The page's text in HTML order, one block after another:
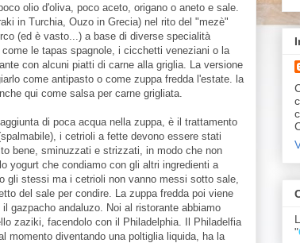
olio d'oliva, poco aceto, origano o aneto e sale.
in Turchia, Ouzo in Grecia) nel rito del "mezè"
(ed è vasto...) a base di diverse specialità
le tapas spagnole, i cicchetti veneziani o la
con alcuni piatti di carne alla griglia. La versione
come antipasto o come zuppa fredda l'estate. la
qui come salsa per carne grigliata.
di poca acqua nella zuppa, è il trattamento
i cetrioli a fette devono essere stati
bene, sminuzzati e strizzati, in modo che non
yogurt che condiamo con gli altri ingredienti a
gli stessi ma i cetrioli non vanno messi sotto sale,
del sale per condire. La zuppa fredda poi viene
gazpacho andaluzo. Noi al ristorante abbiamo
zaziki, facendolo con il Philadelphia. Il Philadelfia
momento diventando una poltiglia liquida, ha la
"